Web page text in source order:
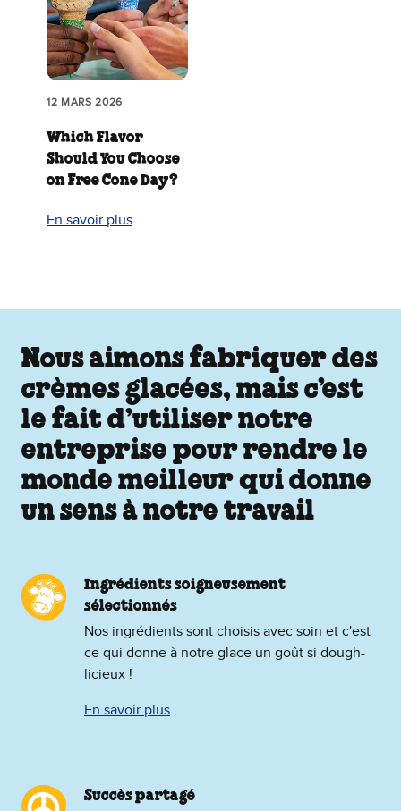
12 MARS 2026
Which Flavor
Should You Choose
on Free Cone Day?
En savoir plus
Nous aimons fabriquer des
crèmes glacées, mais c’est
le fait d’utiliser notre
entreprise pour rendre le
monde meilleur qui donne
un sens à notre travail
Ingrédients soigneusement
sélectionnés
Nos ingrédients sont choisis avec soin et c'est
ce qui donne à notre glace un goût si dough-
licieux !
En savoir plus
Succès partagé